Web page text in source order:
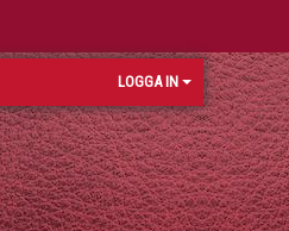
LOGGA IN